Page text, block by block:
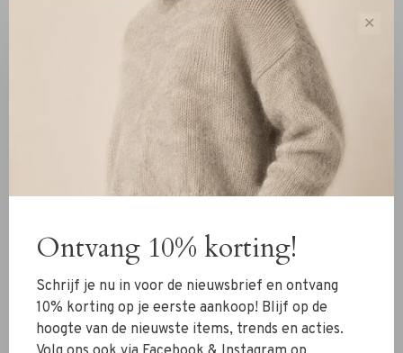
0 stars based on 0 reviews
Add your review
You might also be interested in this!
✕
Ontvang 10% korting!
Schrijf je nu in voor de nieuwsbrief en ontvang
10% korting op je eerste aankoop! Blijf op de
hoogte van de nieuwste items, trends en acties.